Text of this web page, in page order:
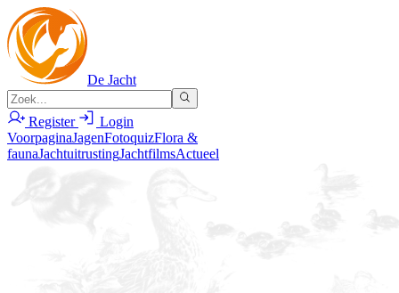
De Jacht
Register
Login
VoorpaginaJagenFotoquizFlora &
faunaJachtuitrustingJachtfilmsActueel